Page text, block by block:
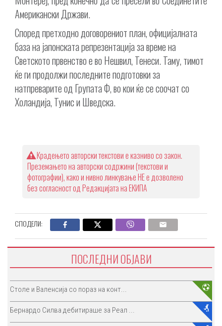
Американски Држави.
Според претходно договорениот план, официјалната
база на јапонската репрезентација за време на
Светското првенство е во Нешвил, Тенеси. Таму, тимот
ќе ги продолжи последните подготовки за
натпреварите од Групата Ф, во кои ќе се соочат со
Холандија, Тунис и Шведска.
Крадењето авторски текстови е казниво со закон.
Преземањето на авторски содржини (текстови и
фотографии), како и нивно линкување НЕ е дозволено
без согласност од Редакцијата на ЕКИПА
СПОДЕЛИ:
ПОСЛЕДНИ ОБЈАВИ
Столе и Валенсија со пораз на конт...
Бернардо Силва дебитираше за Реал ...